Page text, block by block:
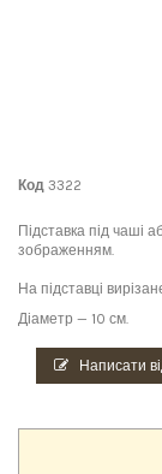
Код 3322
Підставка під чаші
зображенням.
На підставці
Діаметр — 10 см.
Написати